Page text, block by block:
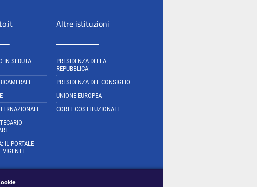
IN SEDUTA
IL PORTALE
VIGENTE
Altre istituzioni
PRESIDENZA DELLA
REPUBBLICA
PRESIDENZA DEL CONSIGLIO
UNIONE EUROPEA
CORTE COSTITUZIONALE